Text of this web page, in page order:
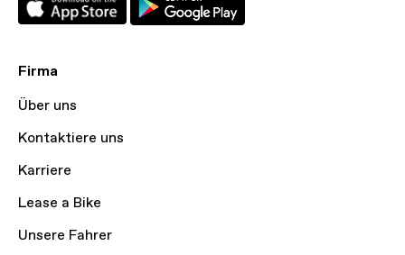
Firma
Über uns
Kontaktiere uns
Karriere
Lease a Bike
Unsere Fahrer